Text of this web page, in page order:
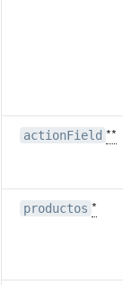
actionField **
productos *